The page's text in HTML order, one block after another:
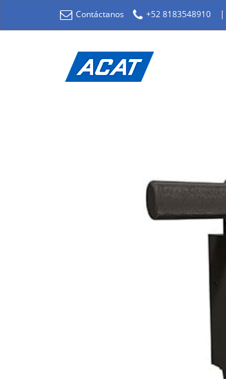
Contáctanos +52 8183548910 |